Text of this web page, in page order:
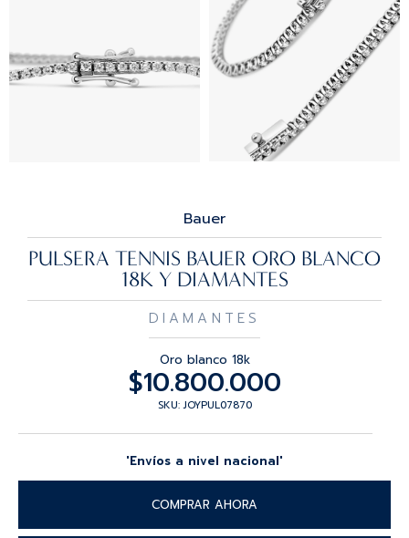
Bauer
PULSERA TENNIS BAUER ORO BLANCO
18K Y DIAMANTES
DIAMANTES
Oro blanco 18k
$10.800.000
SKU: JOYPUL07870
'Envíos a nivel nacional'
COMPRAR AHORA